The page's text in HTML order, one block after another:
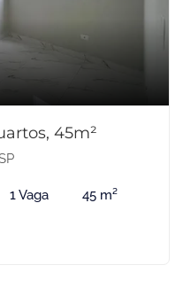
45m²
1 Vaga 45 m²